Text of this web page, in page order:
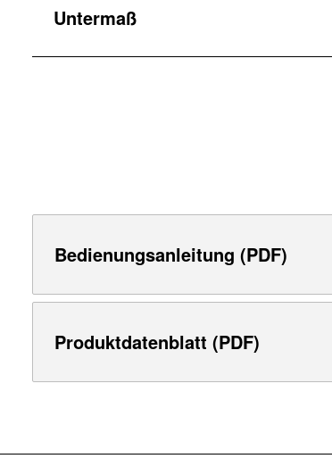
Untermaß
Bedienungsanleitung (PDF)
Produktdatenblatt (PDF)